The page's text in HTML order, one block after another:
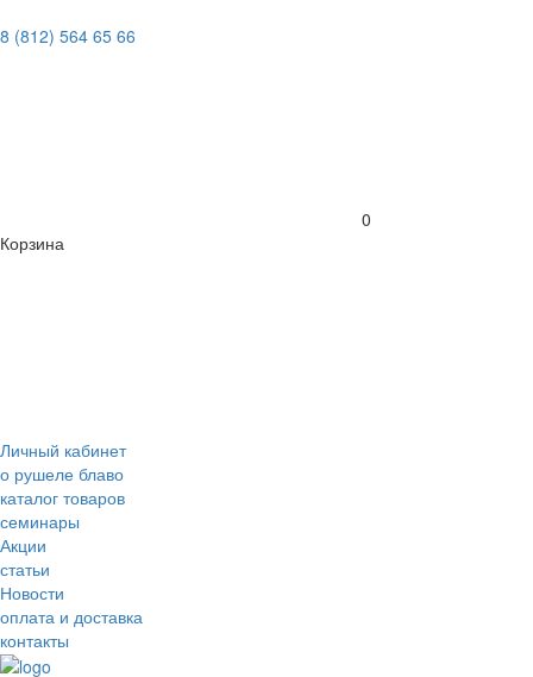
8 (812) 564 65 66
0
Корзина
Личный кабинет
о рушеле блаво
каталог товаров
семинары
Акции
статьи
Новости
оплата и доставка
контакты